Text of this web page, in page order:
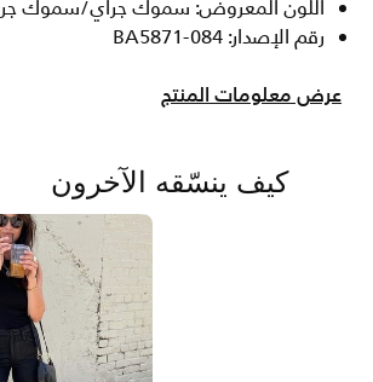
اللون المعروض: سموك جراي/سموك
رقم الإصدار: BA5871-084
عرض معلومات المنتج